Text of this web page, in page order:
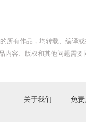
所有作品，均转载、编译
内容、版权和其他问题需
关于我们 免责